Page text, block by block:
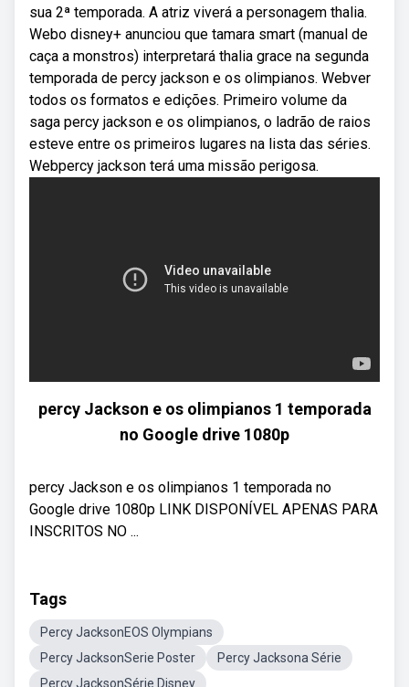
sua 2ª temporada. A atriz viverá a personagem thalia.
Webo disney+ anunciou que tamara smart (manual de
caça a monstros) interpretará thalia grace na segunda
temporada de percy jackson e os olimpianos. Webver
todos os formatos e edições. Primeiro volume da
saga percy jackson e os olimpianos, o ladrão de raios
esteve entre os primeiros lugares na lista das séries.
Webpercy jackson terá uma missão perigosa.
percy Jackson e os olimpianos 1 temporada
no Google drive 1080p
percy Jackson e os olimpianos 1 temporada no
Google drive 1080p LINK DISPONÍVEL APENAS PARA
INSCRITOS NO ...
Tags
Percy JacksonEOS Olympians
Percy JacksonSerie Poster
Percy Jacksona Série
Percy JacksonSérie Disney